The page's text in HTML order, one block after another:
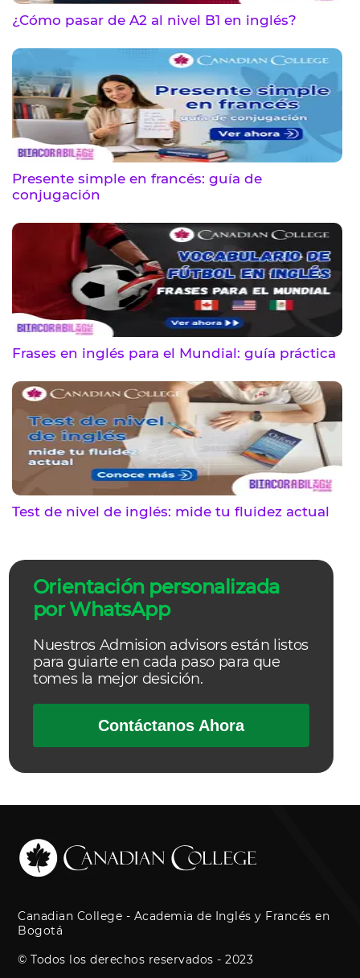
¿Cómo pasar de A2 al nivel B1 en inglés?
Presente simple en francés: guía de
conjugación
Frases en inglés para el Mundial: guía práctica
Test de nivel de inglés: mide tu fluidez actual
Orientación personalizada
por WhatsApp
Nuestros Admision advisors están listos
para guiarte en cada paso para que
tomes la mejor desición.
Contáctanos Ahora
Canadian College - Academia de Inglés y Francés en
Bogotá
© Todos los derechos reservados - 2023